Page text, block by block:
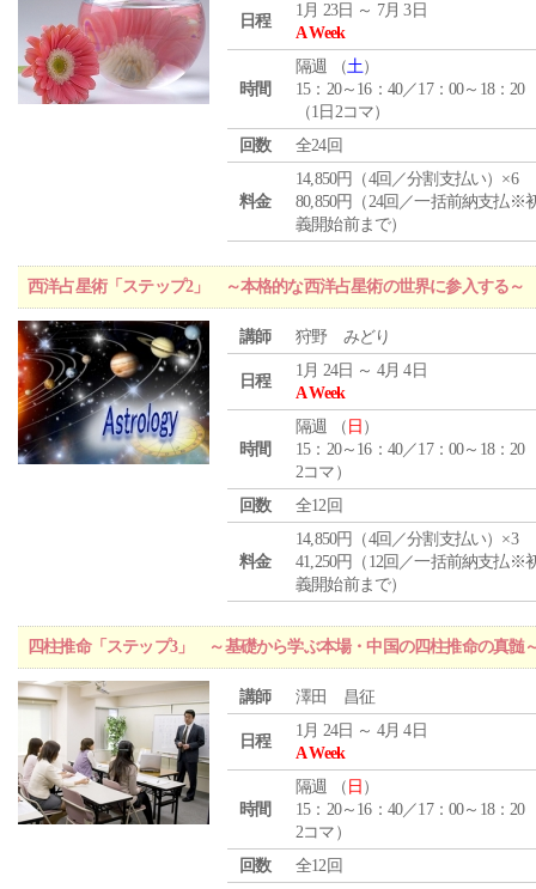
日程
1月 23日 ～ 7月 3日
A Week
時間
隔週 （土）
15：20～16：40／17：00～18：20
（1日2コマ）
回数
全24回
料金
14,850円（4回／分割支払い）×6
80,850円（24回／一括前納支払※
義開始前まで）
西洋占星術「ステップ2」 ～本格的な西洋占星術の世界に参入する～
講師 狩野 みどり
日程
1月 24日 ～ 4月 4日
A Week
時間
隔週 （ 日 ）
15：20～16：40／17：00～18：20
2コマ）
回数
全12回
料金
14,850円（4回／分割支払い）×3
41,250円（12回／一括前納支払※
義開始前まで）
四柱推命「ステップ3」 ～基礎から学ぶ本場・中国の四柱推命の真髄
講師 澤田 昌征
日程
1月 24日 ～ 4月 4日
A Week
時間
隔週 （ 日 ）
15：20～16：40／17：00～18：20
2コマ）
回数
全12回